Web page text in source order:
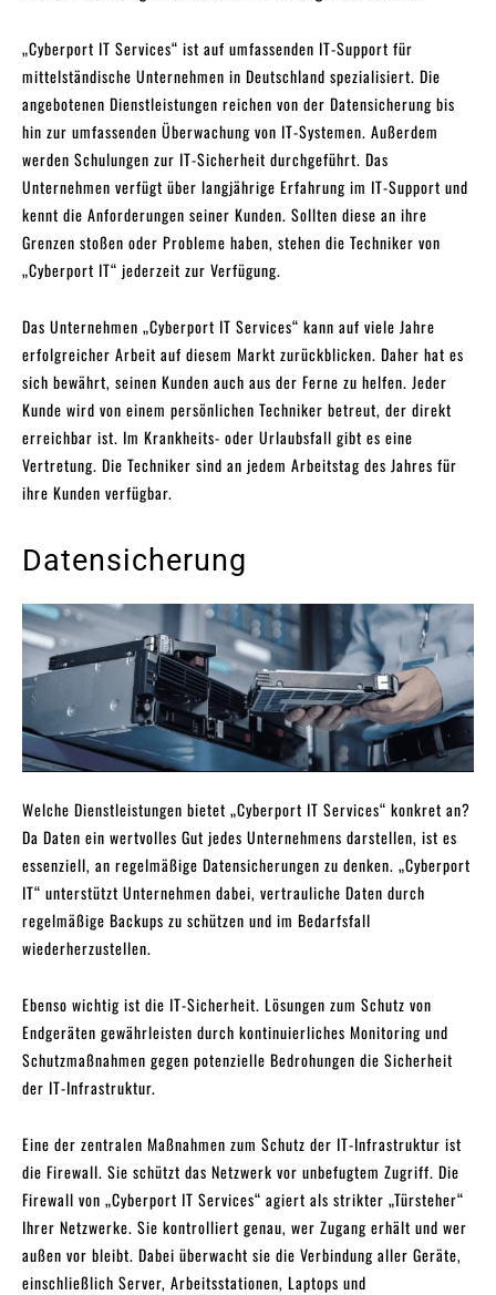
„Cyberport IT Services“ ist auf umfassenden IT-Support für
mittelständische Unternehmen in Deutschland spezialisiert. Die
angebotenen Dienstleistungen reichen von der Datensicherung bis
hin zur umfassenden Überwachung von IT-Systemen. Außerdem
werden Schulungen zur IT-Sicherheit durchgeführt. Das
Unternehmen verfügt über langjährige Erfahrung im IT-Support und
kennt die Anforderungen seiner Kunden. Sollten diese an ihre
Grenzen stoßen oder Probleme haben, stehen die Techniker von
„Cyberport IT“ jederzeit zur Verfügung.
Das Unternehmen „Cyberport IT Services“ kann auf viele Jahre
erfolgreicher Arbeit auf diesem Markt zurückblicken. Daher hat es
sich bewährt, seinen Kunden auch aus der Ferne zu helfen. Jeder
Kunde wird von einem persönlichen Techniker betreut, der direkt
erreichbar ist. Im Krankheits- oder Urlaubsfall gibt es eine
Vertretung. Die Techniker sind an jedem Arbeitstag des Jahres für
ihre Kunden verfügbar.
Datensicherung
Welche Dienstleistungen bietet „Cyberport IT Services“ konkret an?
Da Daten ein wertvolles Gut jedes Unternehmens darstellen, ist es
essenziell, an regelmäßige Datensicherungen zu denken. „Cyberport
IT“ unterstützt Unternehmen dabei, vertrauliche Daten durch
regelmäßige Backups zu schützen und im Bedarfsfall
wiederherzustellen.
Ebenso wichtig ist die IT-Sicherheit. Lösungen zum Schutz von
Endgeräten gewährleisten durch kontinuierliches Monitoring und
Schutzmaßnahmen gegen potenzielle Bedrohungen die Sicherheit
der IT-Infrastruktur.
Eine der zentralen Maßnahmen zum Schutz der IT-Infrastruktur ist
die Firewall. Sie schützt das Netzwerk vor unbefugtem Zugriff. Die
Firewall von „Cyberport IT Services“ agiert als strikter „Türsteher“
Ihrer Netzwerke. Sie kontrolliert genau, wer Zugang erhält und wer
außen vor bleibt. Dabei überwacht sie die Verbindung aller Geräte,
einschließlich Server, Arbeitsstationen, Laptops und